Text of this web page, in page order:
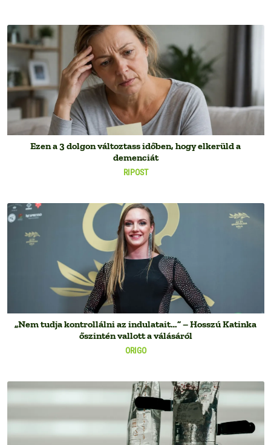
RIPOST
Ezen a 3 dolgon változtass időben, hogy elkerüld a
demenciát
ORIGO
„Nem tudja kontrollálni az indulatait…” – Hosszú Katinka
őszintén vallott a válásáról